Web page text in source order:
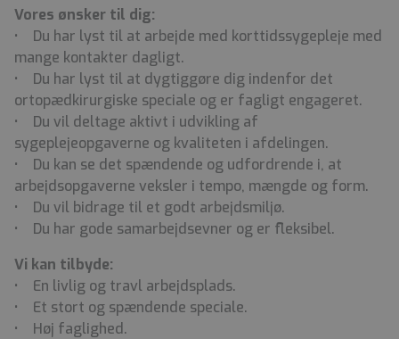
Vores ønsker til dig:
• Du har lyst til at arbejde med korttidssygepleje med
mange kontakter dagligt.
• Du har lyst til at dygtiggøre dig indenfor det
ortopædkirurgiske speciale og er fagligt engageret.
• Du vil deltage aktivt i udvikling af
sygeplejeopgaverne og kvaliteten i afdelingen.
• Du kan se det spændende og udfordrende i, at
arbejdsopgaverne veksler i tempo, mængde og form.
• Du vil bidrage til et godt arbejdsmiljø.
• Du har gode samarbejdsevner og er fleksibel.
Vi kan tilbyde:
• En livlig og travl arbejdsplads.
• Et stort og spændende speciale.
• Høj faglighed.